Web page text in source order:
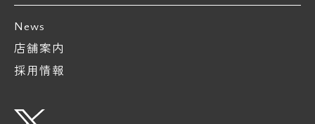
News
店舗案内
採用情報